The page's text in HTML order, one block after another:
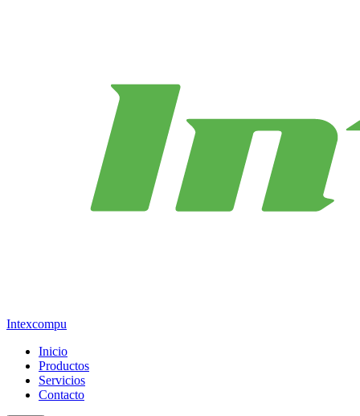
Intexcompu
Inicio
Productos
Servicios
Contacto